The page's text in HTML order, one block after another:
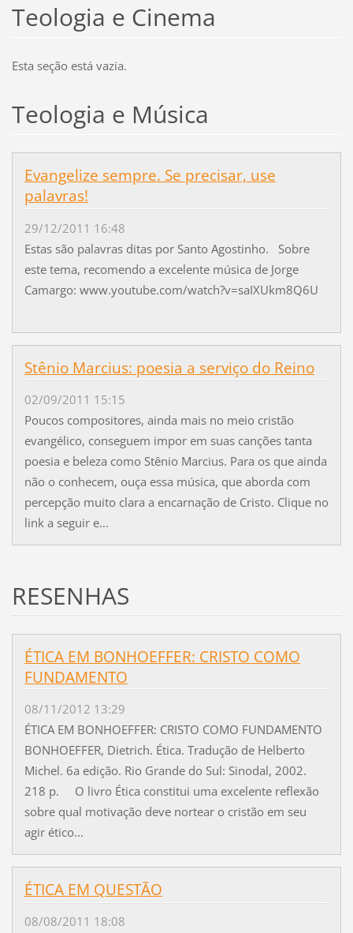
Teologia e Cinema
Esta seção está vazia.
Teologia e Música
Evangelize sempre. Se precisar, use
palavras!
29/12/2011 16:48
Estas são palavras ditas por Santo Agostinho. Sobre
este tema, recomendo a excelente música de Jorge
Camargo: www.youtube.com/watch?v=saIXUkm8Q6U
Stênio Marcius: poesia a serviço do Reino
02/09/2011 15:15
Poucos compositores, ainda mais no meio cristão
evangélico, conseguem impor em suas canções tanta
poesia e beleza como Stênio Marcius. Para os que ainda
não o conhecem, ouça essa música, que aborda com
percepção muito clara a encarnação de Cristo. Clique no
link a seguir e...
RESENHAS
ÉTICA EM BONHOEFFER: CRISTO COMO
FUNDAMENTO
08/11/2012 13:29
ÉTICA EM BONHOEFFER: CRISTO COMO FUNDAMENTO
BONHOEFFER, Dietrich. Ética. Tradução de Helberto
Michel. 6a edição. Rio Grande do Sul: Sinodal, 2002.
218 p. O livro Ética constitui uma excelente reflexão
sobre qual motivação deve nortear o cristão em seu
agir ético...
ÉTICA EM QUESTÃO
08/08/2011 18:08